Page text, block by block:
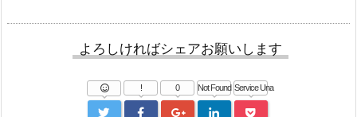
よろしければシェアお願いします
! 0 Not Found Service Una